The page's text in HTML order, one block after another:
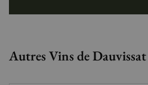
Autres Vins de Dauvissat